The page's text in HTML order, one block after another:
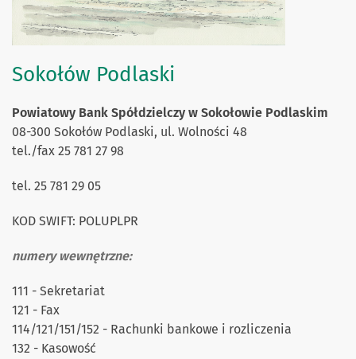
Sokołów Podlaski
Powiatowy Bank Spółdzielczy w Sokołowie Podlaskim
08-300 Sokołów Podlaski, ul. Wolności 48
tel./fax 25 781 27 98
tel. 25 781 29 05
KOD SWIFT: POLUPLPR
numery wewnętrzne:
111 - Sekretariat
121 - Fax
114/121/151/152 - Rachunki bankowe i rozliczenia
132 - Kasowość